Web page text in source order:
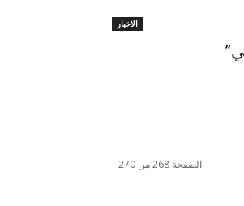
الاخبار
الصفحة 268 من 270